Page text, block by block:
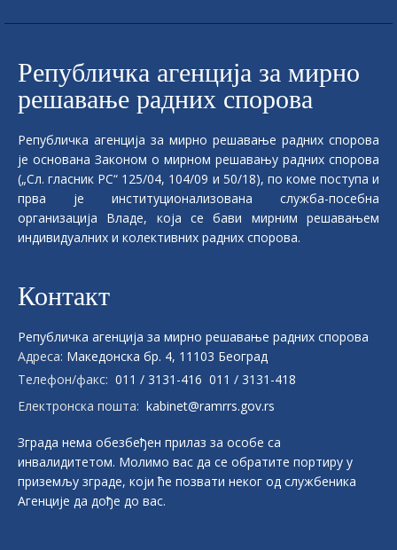
Републичка aгенција за мирно
решавање радних спорова
Републичка aгенција за мирно решавање радних спорова
је основана Законом о мирном решавању радних спорова
(„Сл. гласник РС“ 125/04, 104/09 и 50/18), по коме поступа и
прва је институционализована служба-посебна
организација Владе, која се бави мирним решавањем
индивидуалних и колективних радних спорова.
Контакт
Републичка aгенција за мирно решавање радних спорова
Адреса: Македонска бр. 4, 11103 Београд
Телефон/факс: 011 / 3131-416 011 / 3131-418
Електронска пошта: kabinet@ramrrs.gov.rs
Зграда нема обезбеђен прилаз за особе са
инвалидитетом. Молимо вас да се обратите портиру у
приземљу зграде, који ће позвати неког од службеника
Агенције да дође до вас.